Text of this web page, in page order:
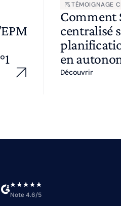
TÉMOIGNAGE
Comment
centralisé
en
Découvrir
Note 4.6/5